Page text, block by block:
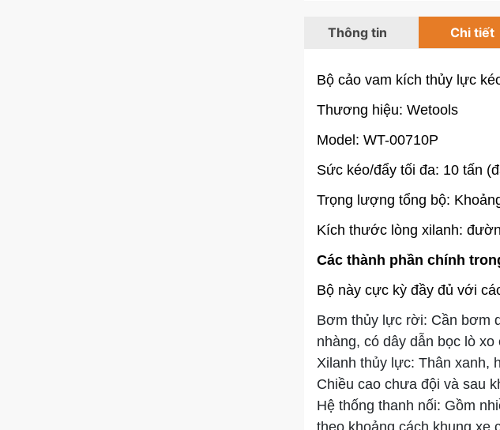
Thông tin Chi tiết
Bộ cảo vam kích thủy lực
Thương hiệu: Wetools
Model: WT-00710P
Sức kéo/đẩy tối đa: 10 tấn
Trọng lượng tổng bộ:
Kích thước lòng xilanh:
Các thành phần chính
Bộ này cực kỳ đầy đủ với
Bơm thủy lực rời: Cần bơm
nhàng, có dây dẫn bọc lò xo
Xilanh thủy lực: Thân xanh,
Chiều cao chưa đội và sau
Hệ thống thanh nối: Gồm
theo khoảng cách khung xe